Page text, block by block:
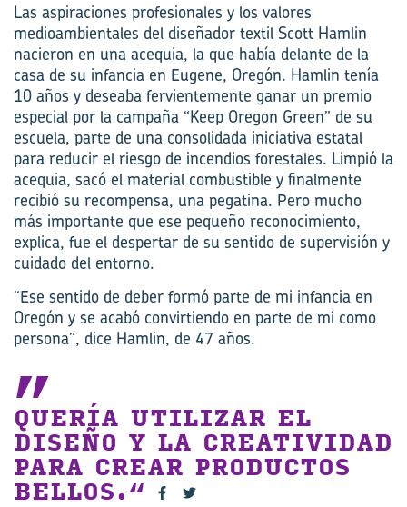
Las aspiraciones profesionales y los valores
medioambientales del diseñador textil Scott Hamlin
nacieron en una acequia, la que había delante de la
casa de su infancia en Eugene, Oregón. Hamlin tenía
10 años y deseaba fervientemente ganar un premio
especial por la campaña “Keep Oregon Green” de su
escuela, parte de una consolidada iniciativa estatal
para reducir el riesgo de incendios forestales. Limpió la
acequia, sacó el material combustible y finalmente
recibió su recompensa, una pegatina. Pero mucho
más importante que ese pequeño reconocimiento,
explica, fue el despertar de su sentido de supervisión y
cuidado del entorno.
“Ese sentido de deber formó parte de mi infancia en
Oregón y se acabó convirtiendo en parte de mí como
persona”, dice Hamlin, de 47 años.
QUERÍA UTILIZAR EL
DISEÑO Y LA CREATIVIDAD
PARA CREAR PRODUCTOS
BELLOS.